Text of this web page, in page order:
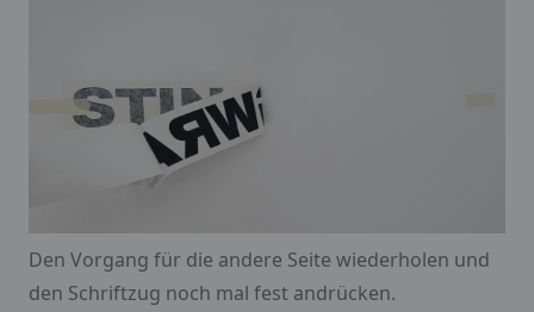
Den Vorgang für die andere Seite wiederholen und
den Schriftzug noch mal fest andrücken.